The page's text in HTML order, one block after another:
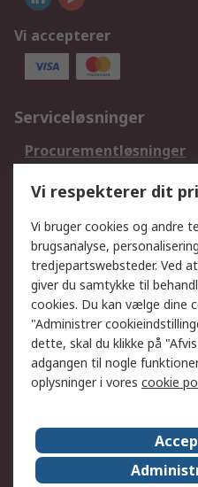
Vi accepterer
Serviceløsninger
Procurementløsninger
DesignSpark
Dit lokale salgsteam
Support
Få hjælp
Levering
Fakturakopi
Fordele med Mit RS
Om RS
Det juridiske
Vi respekterer dit
Vi bruger cookies og andre
brugsanalyse,
tredjepartswebsteder. Ved
giver du samtykke til
cookies. Du kan vælge dine
"Administrer
dette, skal du klikke på
adgangen til nogle
oplysninger i vores cookie